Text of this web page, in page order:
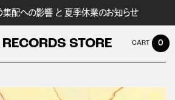
集配への影響 と 夏季休業のお知らせ
STORE 0